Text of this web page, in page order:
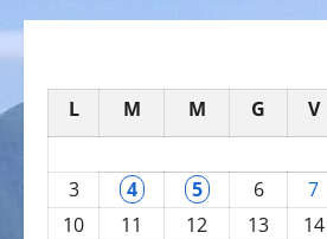
L M M G V
3
4 5 6 7
10
11 12 13 14